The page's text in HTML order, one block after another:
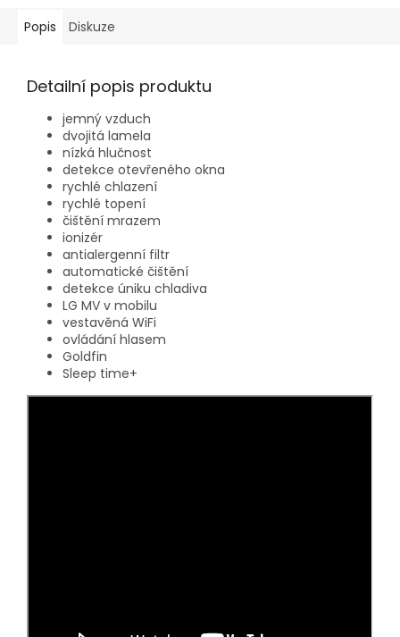
Popis Diskuze
Detailní popis produktu
jemný vzduch
dvojitá lamela
nízká hlučnost
detekce otevřeného okna
rychlé chlazení
rychlé topení
čištění mrazem
ionizér
antialergenní filtr
automatické čištění
detekce úniku chladiva
LG MV v mobilu
vestavěná WiFi
ovládání hlasem
Goldfin
Sleep time+